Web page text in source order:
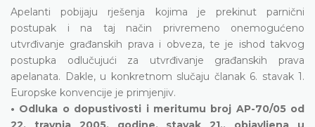
Apelanti pobijaju rješenja kojima je prekinut parnični
postupak i na taj način privremeno onemogućeno
utvrđivanje građanskih prava i obveza, te je ishod takvog
postupka odlučujući za utvrđivanje građanskih prava
apelanata. Dakle, u konkretnom slučaju članak 6. stavak 1.
Europske konvencije je primjenjiv.
• Odluka o dopustivosti i meritumu broj AP-70/05 od